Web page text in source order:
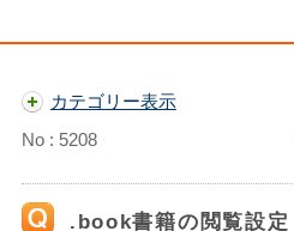
カテゴリー表示
No : 5208
.book書籍の閲覧設定